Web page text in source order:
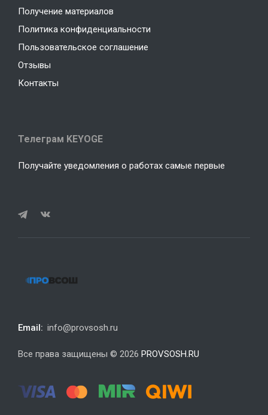
Получение материалов
Политика конфиденциальности
Пользовательское соглашение
Отзывы
Контакты
Телеграм KEYOGE
Получайте уведомления о работах самые первые
Email: info@provsosh.ru
Все права защищены © 2026 PROVSOSH.RU